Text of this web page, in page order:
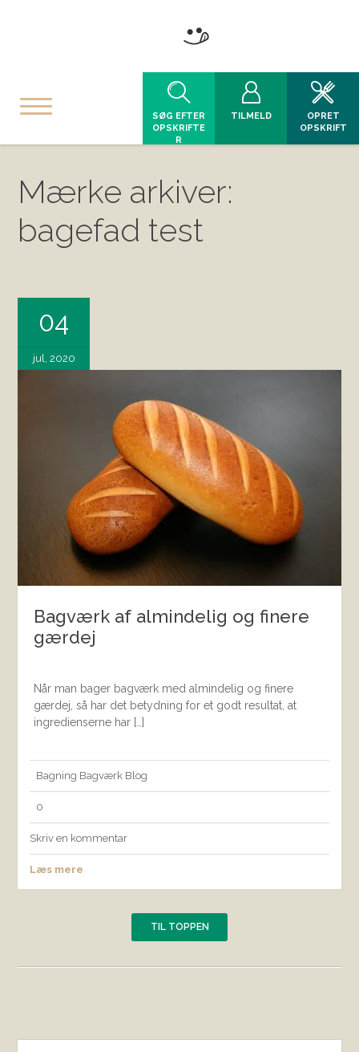
SØG EFTER
OPSKRIFTE
R
TILMELD
OPRET
OPSKRIFT
Mærke arkiver:
bagefad test
04
jul, 2020
Bagværk af almindelig og finere
gærdej
Når man bager bagværk med almindelig og finere
gærdej, så har det betydning for et godt resultat, at
ingredienserne har […]
Bagning Bagværk Blog
0
Skriv en kommentar
Læs mere
TIL TOPPEN